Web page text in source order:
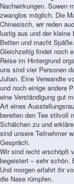
Nachwirkungen. Suwen
zwanglos möglich. Die
Chinesisch, wir reden
lustig aus und der
Betten und macht Späße.
Gleichzeitig findet noch
Reise im Hintergrund
uns sind vier Personen
Julian. Eine Verwandte
und noch einige andere
eine Verständigung gut
Art eines
bereiten den Tee stilvoll
Schälchen zu und
sind unsere Teilnehmer
Gespräch.
Wir sind recht erschöpft
begeistert – sehr schön.
Und morgen erfahrt ihr
die Nase rümpfen.